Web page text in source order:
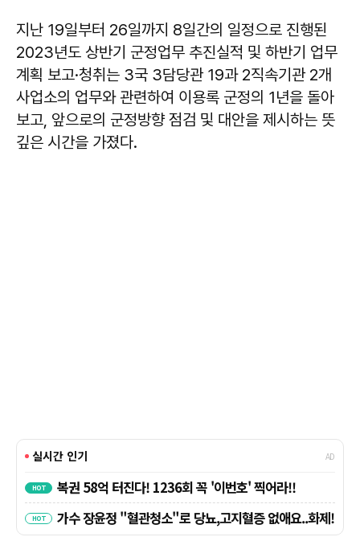
지난 19일부터 26일까지 8일간의 일정으로 진행된
2023년도 상반기 군정업무 추진실적 및 하반기 업무
계획 보고·청취는 3국 3담당관 19과 2직속기관 2개
사업소의 업무와 관련하여 이용록 군정의 1년을 돌아
보고, 앞으로의 군정방향 점검 및 대안을 제시하는 뜻
깊은 시간을 가졌다.